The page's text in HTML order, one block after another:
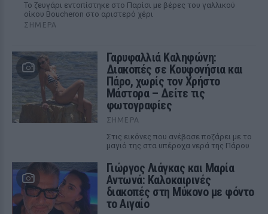
Το ζευγάρι εντοπίστηκε στο Παρίσι με βέρες του γαλλικού
οίκου Boucheron στο αριστερό χέρι
ΣΉΜΕΡΑ
Γαρυφαλλιά Καληφώνη:
Διακοπές σε Κουφονήσια και
Πάρο, χωρίς τον Χρήστο
Μάστορα – Δείτε τις
φωτογραφίες
ΣΉΜΕΡΑ
Στις εικόνες που ανέβασε ποζάρει με το
μαγιό της στα υπέροχα νερά της Πάρου
Γιώργος Λιάγκας και Μαρία
Αντωνά: Καλοκαιρινές
διακοπές στη Μύκονο με φόντο
το Αιγαίο